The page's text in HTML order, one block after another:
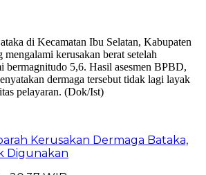
Kerusakan Dermaga Bataka,
Digunakan